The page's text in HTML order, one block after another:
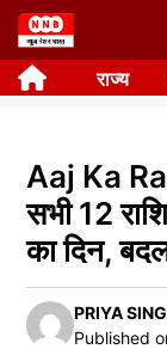
Skip
to
content राज्य
Aaj Ka
सभी 12
का दिन,
PRIYA
Published